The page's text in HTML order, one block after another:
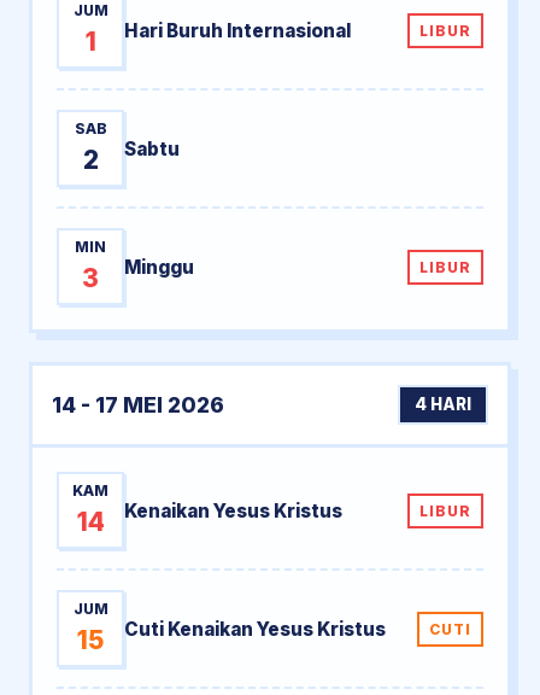
JUM
1 Hari Buruh Internasional LIBUR
SAB
2 Sabtu
MIN
3 Minggu LIBUR
14 - 17 MEI 2026 4 HARI
KAM
14 Kenaikan Yesus Kristus LIBUR
JUM
15 Cuti Kenaikan Yesus Kristus CUTI